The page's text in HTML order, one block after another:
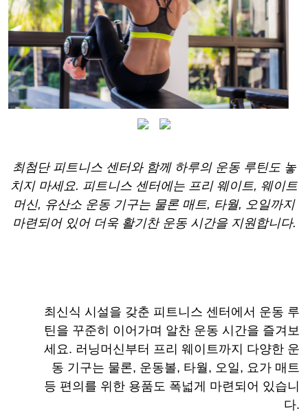
최첨단 피트니스 센터와 함께 하루의 운동 루틴도 놓
치지 마세요. 피트니스 센터에는 프리 웨이트, 웨이트
머신, 유산소 운동 기구는 물론 매트, 타월, 오일까지
마련되어 있어 더욱 활기찬 운동 시간을 지원합니다.
최신식 시설을 갖춘 피트니스 센터에서 운동 루
틴을 꾸준히 이어가며 알찬 운동 시간을 즐겨보
세요. 러닝머신부터 프리 웨이트까지 다양한 운
동 기구는 물론, 운동볼, 타월, 오일, 요가 매트
등 편의를 위한 용품도 폭넓게 마련되어 있습니
다.